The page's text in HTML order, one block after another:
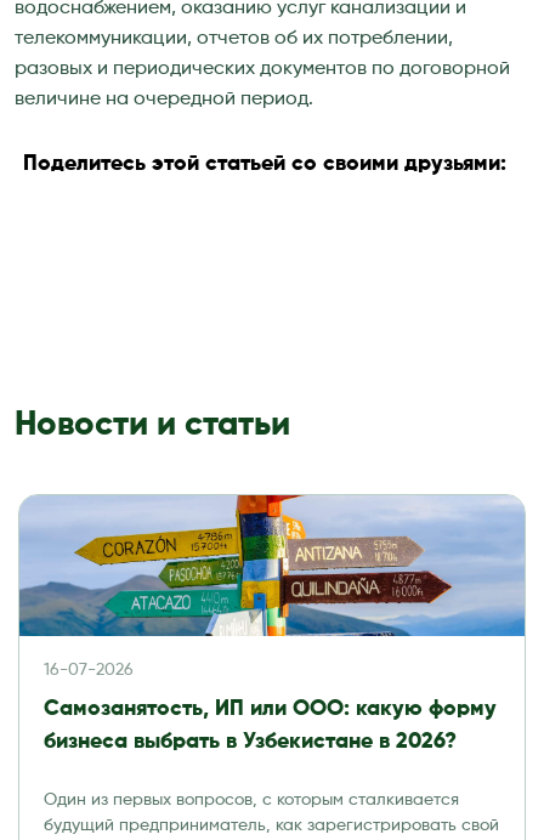
водоснабжением, оказанию услуг канализации и
телекоммуникации, отчетов об их потреблении,
разовых и периодических документов по договорной
величине на очередной период.
Поделитесь этой статьей со своими друзьями:
Новости и статьи
16-07-2026
Самозанятость, ИП или ООО: какую форму
бизнеса выбрать в Узбекистане в 2026?
Один из первых вопросов, с которым сталкивается
будущий предприниматель, как зарегистрировать свой